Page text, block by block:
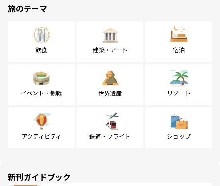
旅のテーマ
飲食 建築・アート 宿泊
イベント・観戦 世界遺産 リゾート
アクティビティ 鉄道・フライト ショップ
新刊ガイドブック